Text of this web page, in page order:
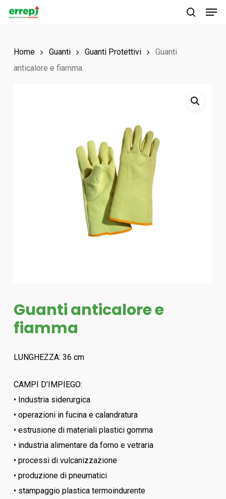
Skip
contentHome Guanti Guanti Protettivi
Guanti
anticalore e fiamma
Guanti anticalore e
fiamma
LUNGHEZZA: 36 cm
CAMPI D’IMPIEGO:
• Industria siderurgica
• operazioni in fucina e calandratura
• estrusione di materiali plastici gomma
• industria alimentare da forno e vetraria
• processi di vulcanizzazione
• produzione di pneumatici
• stampaggio plastica termoindurente